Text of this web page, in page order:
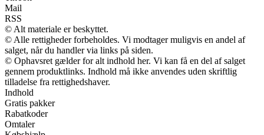
Mail
RSS
© Alt materiale er beskyttet.
© Alle rettigheder forbeholdes. Vi modtager muligvis en andel af
salget, når du handler via links på siden.
© Ophavsret gælder for alt indhold her. Vi kan få en del af salget
gennem produktlinks. Indhold må ikke anvendes uden skriftlig
tilladelse fra rettighedshaver.
Indhold
Gratis pakker
Rabatkoder
Omtaler